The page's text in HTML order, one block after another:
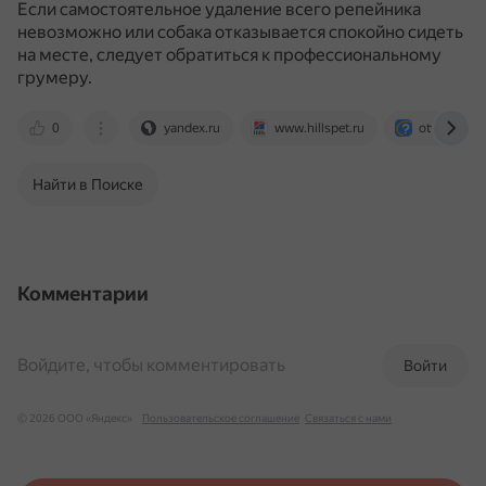
Если самостоятельное удаление всего репейника
невозможно или собака отказывается спокойно сидеть
на месте, следует обратиться к профессиональному
грумеру.
0 yandex.ru www.hillspet.ru
Найти в Поиске
Комментарии
Войти
Войдите, чтобы комментировать
© 2026 ООО «Яндекс» Пользовательское соглашение Связаться с нами